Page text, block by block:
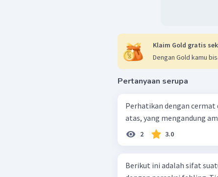
Klaim Gold gratis
Dengan Gold kamu
Pertanyaan serupa
Perhatikan dengan cermat data
atas, yang mengandung
2 3.0
Berikut ini adalah sifat suatu senyawa.